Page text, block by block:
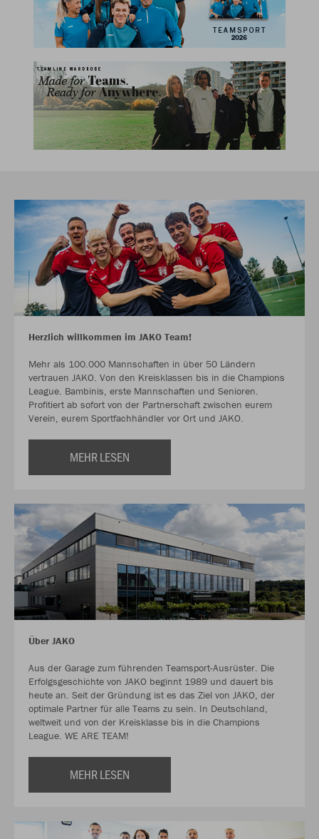
Herzlich willkommen im JAKO Team!
Mehr als 100.000 Mannschaften in über 50 Ländern
vertrauen JAKO. Von den Kreisklassen bis in die Champions
League. Bambinis, erste Mannschaften und Senioren.
Profitiert ab sofort von der Partnerschaft zwischen eurem
Verein, eurem Sportfachhändler vor Ort und JAKO.
MEHR LESEN
Über JAKO
Aus der Garage zum führenden Teamsport-Ausrüster. Die
Erfolgsgeschichte von JAKO beginnt 1989 und dauert bis
heute an. Seit der Gründung ist es das Ziel von JAKO, der
optimale Partner für alle Teams zu sein. In Deutschland,
weltweit und von der Kreisklasse bis in die Champions
League. WE ARE TEAM!
MEHR LESEN